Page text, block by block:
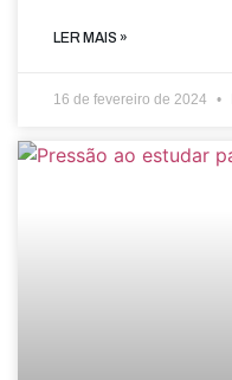
LER MAIS »
16 de fevereiro de 2024